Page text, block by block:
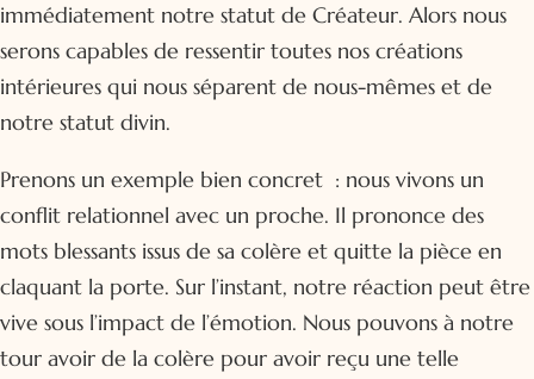
immédiatement notre statut de Créateur. Alors nous
serons capables de ressentir toutes nos créations
intérieures qui nous séparent de nous-mêmes et de
notre statut divin.
Prenons un exemple bien concret : nous vivons un
conflit relationnel avec un proche. Il prononce des
mots blessants issus de sa colère et quitte la pièce en
claquant la porte. Sur l’instant, notre réaction peut être
vive sous l’impact de l’émotion. Nous pouvons à notre
tour avoir de la colère pour avoir reçu une telle